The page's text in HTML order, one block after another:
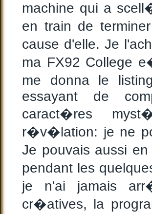
machine qui a
en train de
cause d'elle. Je
ma FX92 College
me donna le
essayant de
caract�res
r�v�lation: je ne
Je pouvais aussi
pendant les
je n'ai jamais
cr�atives, la